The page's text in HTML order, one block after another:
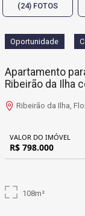
(24) FOTOS
Oportunidade
Apartamento
Ribeirão da Ilha
Ribeirão da Ilha,
VALOR DO IMÓVEL
R$ 798.000
108m²